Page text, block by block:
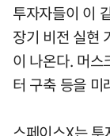
투자자들이 이
장기 비전 실현
이 나온다. 머스
터 구축 등을 미